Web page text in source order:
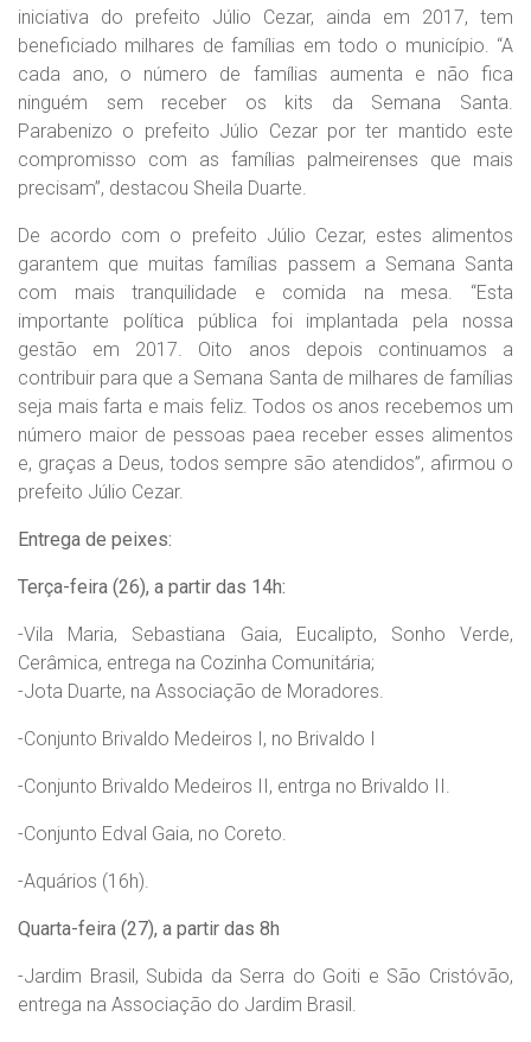
iniciativa do prefeito Júlio Cezar, ainda em 2017, tem
beneficiado milhares de famílias em todo o município. “A
cada ano, o número de famílias aumenta e não fica
ninguém sem receber os kits da Semana Santa.
Parabenizo o prefeito Júlio Cezar por ter mantido este
compromisso com as famílias palmeirenses que mais
precisam”, destacou Sheila Duarte.
De acordo com o prefeito Júlio Cezar, estes alimentos
garantem que muitas famílias passem a Semana Santa
com mais tranquilidade e comida na mesa. “Esta
importante política pública foi implantada pela nossa
gestão em 2017. Oito anos depois continuamos a
contribuir para que a Semana Santa de milhares de famílias
seja mais farta e mais feliz. Todos os anos recebemos um
número maior de pessoas paea receber esses alimentos
e, graças a Deus, todos sempre são atendidos”, afirmou o
prefeito Júlio Cezar.
Entrega de peixes:
Terça-feira (26), a partir das 14h:
-Vila Maria, Sebastiana Gaia, Eucalipto, Sonho Verde,
Cerâmica, entrega na Cozinha Comunitária;
-Jota Duarte, na Associação de Moradores.
-Conjunto Brivaldo Medeiros I, no Brivaldo I
-Conjunto Brivaldo Medeiros II, entrga no Brivaldo II.
-Conjunto Edval Gaia, no Coreto.
-Aquários (16h).
Quarta-feira (27), a partir das 8h
-Jardim Brasil, Subida da Serra do Goiti e São Cristóvão,
entrega na Associação do Jardim Brasil.